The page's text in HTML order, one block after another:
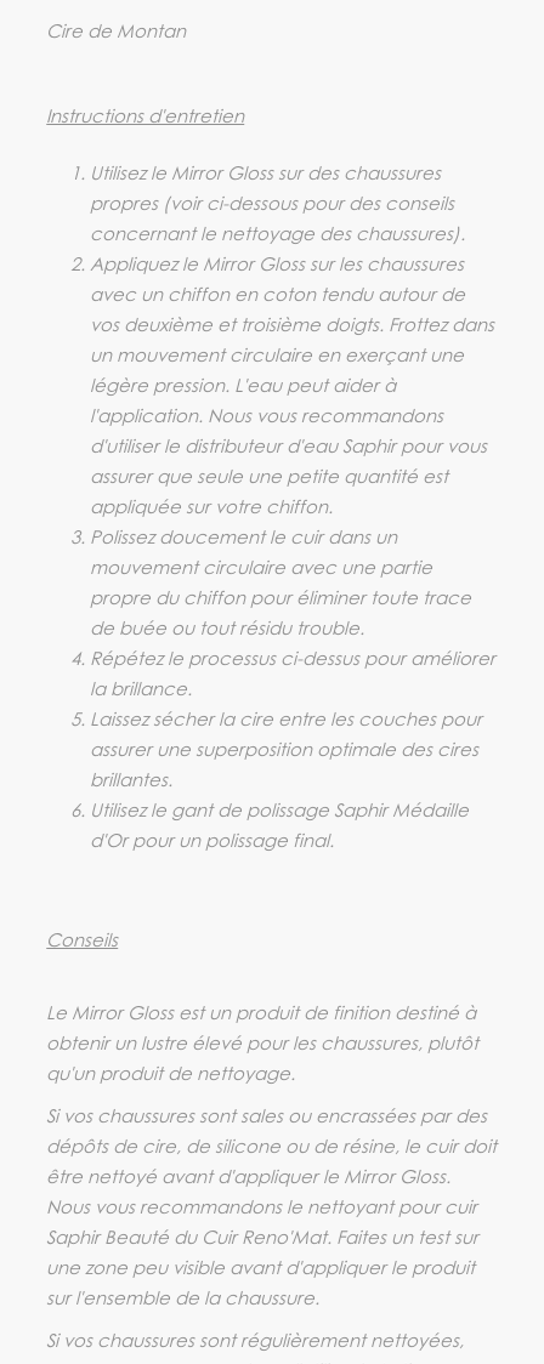
Cire de Montan
Instructions d'entretien
Utilisez le Mirror Gloss sur des chaussures
propres (voir ci-dessous pour des conseils
concernant le nettoyage des chaussures).
Appliquez le Mirror Gloss sur les chaussures
avec un chiffon en coton tendu autour de
vos deuxième et troisième doigts. Frottez dans
un mouvement circulaire en exerçant une
légère pression. L'eau peut aider à
l'application. Nous vous recommandons
d'utiliser le distributeur d'eau Saphir pour vous
assurer que seule une petite quantité est
appliquée sur votre chiffon.
Polissez doucement le cuir dans un
mouvement circulaire avec une partie
propre du chiffon pour éliminer toute trace
de buée ou tout résidu trouble.
Répétez le processus ci-dessus pour améliorer
la brillance.
Laissez sécher la cire entre les couches pour
assurer une superposition optimale des cires
brillantes.
Utilisez le gant de polissage Saphir Médaille
d'Or pour un polissage final.
Conseils
Le Mirror Gloss est un produit de finition destiné à
obtenir un lustre élevé pour les chaussures, plutôt
qu'un produit de nettoyage.
Si vos chaussures sont sales ou encrassées par des
dépôts de cire, de silicone ou de résine, le cuir doit
être nettoyé avant d'appliquer le Mirror Gloss.
Nous vous recommandons le nettoyant pour cuir
Saphir Beauté du Cuir Reno'Mat. Faites un test sur
une zone peu visible avant d'appliquer le produit
sur l'ensemble de la chaussure.
Si vos chaussures sont régulièrement nettoyées,